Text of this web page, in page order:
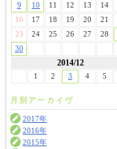
9
10 11 12 13 14
16
17 18 19 20 21
23
24 25 26 27 28
30
2014/12
1 2 3 4 5
月別アーカイヴ
2017年
2016年
2015年